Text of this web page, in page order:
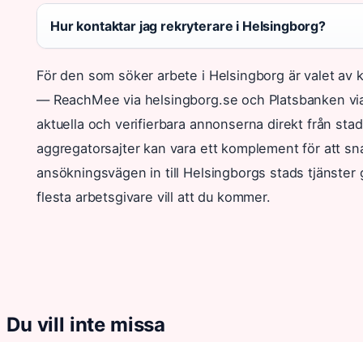
Hur kontaktar jag rekryterare i Helsingborg?
För den som söker arbete i Helsingborg är valet av
— ReachMee via helsingborg.se och Platsbanken
aktuella och verifierbara annonserna direkt från
aggregatorsajter kan vara ett komplement för att
ansökningsvägen in till Helsingborgs stads
flesta arbetsgivare vill att du kommer.
Du vill inte missa